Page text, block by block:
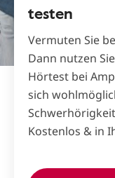
testen
Vermuten Sie
Dann nutzen
Hörtest bei
sich
Kostenlos & in